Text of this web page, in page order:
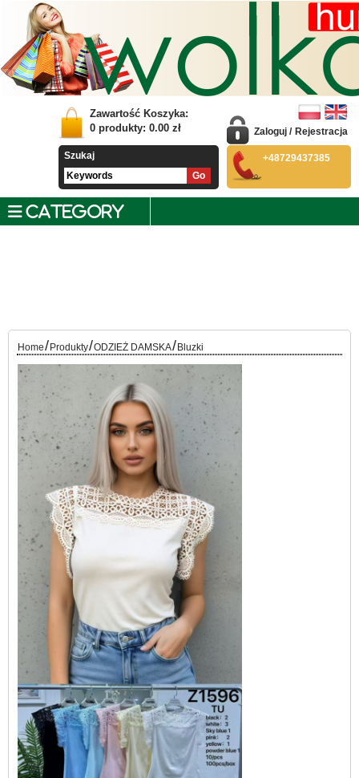
Zawartość Koszyka:
0 produkty: 0.00 zł
Szukaj
Zaloguj / Rejestracja
+48729437385
CATEGORY
Home/ Produkty/ODZIEŻ DAMSKA/ Bluzki